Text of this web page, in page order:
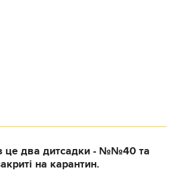
це два дитсадки - №№40 та
на карантин.